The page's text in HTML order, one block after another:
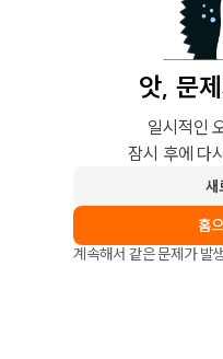
앗, 문
일시적인
잠시 후에 다
새
홈
계속해서 같은 문제가 발